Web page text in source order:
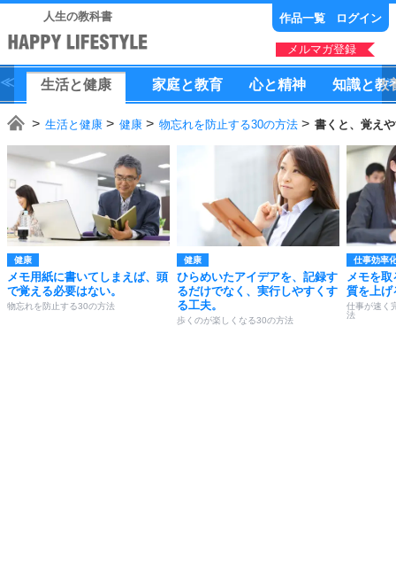
人生の教科書 作品一覧 ログイン
メルマガ登録
生活と健康 家庭と教育 心と精神 知識と教
生活と健康 健康 物忘れを防止する30の方法 書くと、覚え
健康
メモ用紙に書いてしまえば、頭
で覚える必要はない。
物忘れを防止する30の方法
健康
ひらめいたアイデアを、記録す
るだけでなく、実行しやすくす
る工夫。
歩くのが楽しくなる30の方法
仕事効率
メモを
質を上げ
仕事が速く
法